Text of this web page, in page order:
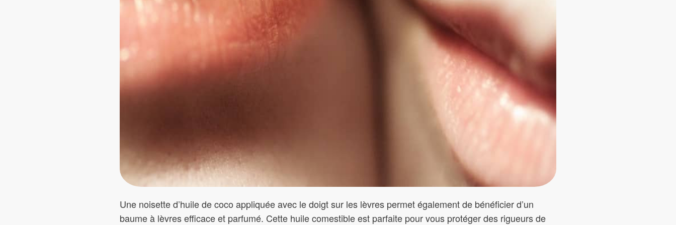
Une noisette d’huile de coco appliquée avec le doigt sur les lèvres permet également de bénéficier d’un
baume à lèvres efficace et parfumé. Cette huile comestible est parfaite pour vous protéger des rigueurs de